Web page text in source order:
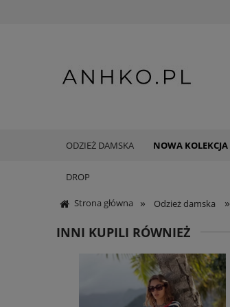
ODZIEŻ DAMSKA NOWA KOLEKCJA
DROP
Strona główna » Odzież damska »
INNI KUPILI RÓWNIEŻ